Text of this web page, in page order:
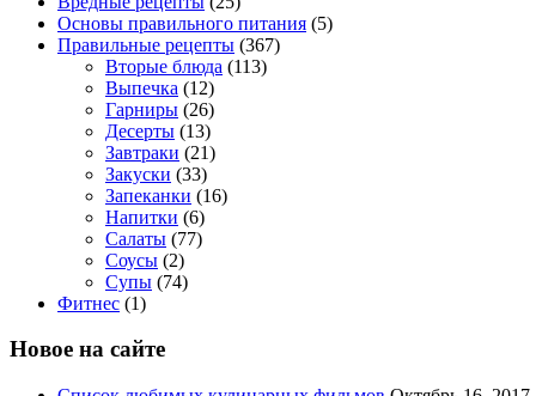
Основы правильного питания (5)
Правильные рецепты (367)
Вторые блюда (113)
Выпечка (12)
Гарниры (26)
Десерты (13)
Завтраки (21)
Закуски (33)
Запеканки (16)
Напитки (6)
Салаты (77)
Соусы (2)
Супы (74)
Фитнес (1)
Новое на сайте